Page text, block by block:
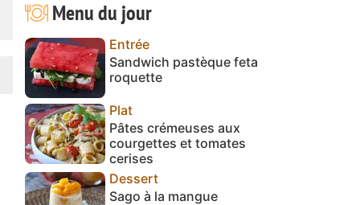
Menu du jour
Entrée
Sandwich pastèque feta
roquette
Plat
Pâtes crémeuses aux
courgettes et tomates
cerises
Dessert
Sago à la mangue